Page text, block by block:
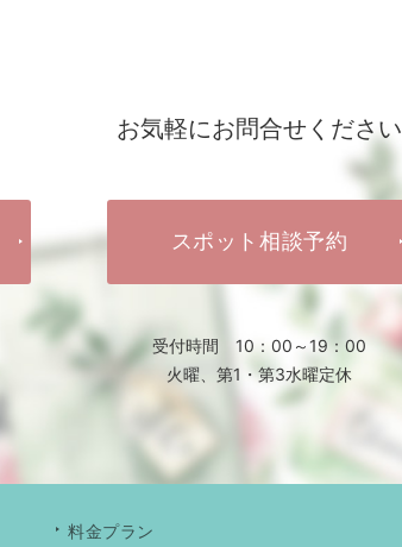
お気軽にお問合せください
スポット相談予約
受付時間 10：00～19：00
火曜、第1・第3水曜定休
料金プラン